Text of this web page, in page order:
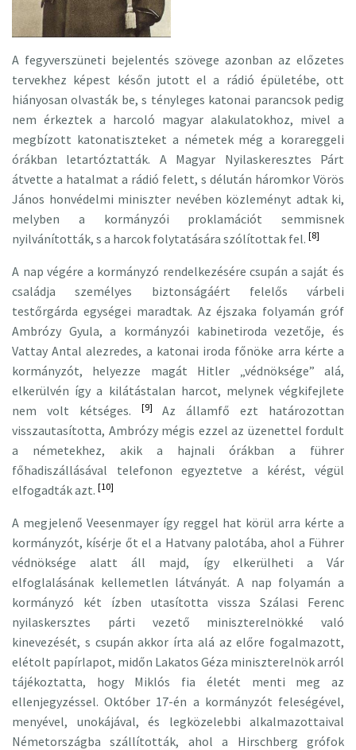
A fegyverszüneti bejelentés szövege azonban az előzetes
tervekhez képest későn jutott el a rádió épületébe, ott
hiányosan olvasták be, s tényleges katonai parancsok pedig
nem érkeztek a harcoló magyar alakulatokhoz, mivel a
megbízott katonatiszteket a németek még a korareggeli
órákban letartóztatták. A Magyar Nyilaskeresztes Párt
átvette a hatalmat a rádió felett, s délután háromkor Vörös
János honvédelmi miniszter nevében közleményt adtak ki,
melyben a kormányzói proklamációt semmisnek
nyilvánították, s a harcok folytatására szólítottak fel. [8]
A nap végére a kormányzó rendelkezésére csupán a saját és
családja személyes biztonságáért felelős várbeli
testőrgárda egységei maradtak. Az éjszaka folyamán gróf
Ambrózy Gyula, a kormányzói kabinetiroda vezetője, és
Vattay Antal alezredes, a katonai iroda főnöke arra kérte a
kormányzót, helyezze magát Hitler „védnöksége” alá,
elkerülvén így a kilátástalan harcot, melynek végkifejlete
nem volt kétséges.
[9]
Az államfő ezt határozottan
visszautasította, Ambrózy mégis ezzel az üzenettel fordult
a németekhez, akik a hajnali órákban a führer
főhadiszállásával telefonon egyeztetve a kérést, végül
elfogadták azt. [10]
A megjelenő Veesenmayer így reggel hat körül arra kérte a
kormányzót, kísérje őt el a Hatvany palotába, ahol a Führer
védnöksége alatt áll majd, így elkerülheti a Vár
elfoglalásának kellemetlen látványát. A nap folyamán a
kormányzó két ízben utasította vissza Szálasi Ferenc
nyilaskersztes párti vezető miniszterelnökké való
kinevezését, s csupán akkor írta alá az előre fogalmazott,
elétolt papírlapot, midőn Lakatos Géza miniszterelnök arról
tájékoztatta, hogy Miklós fia életét menti meg az
ellenjegyzéssel. Október 17-én a kormányzót feleségével,
menyével, unokájával, és legközelebbi alkalmazottaival
Németországba szállították, ahol a Hirschberg grófok